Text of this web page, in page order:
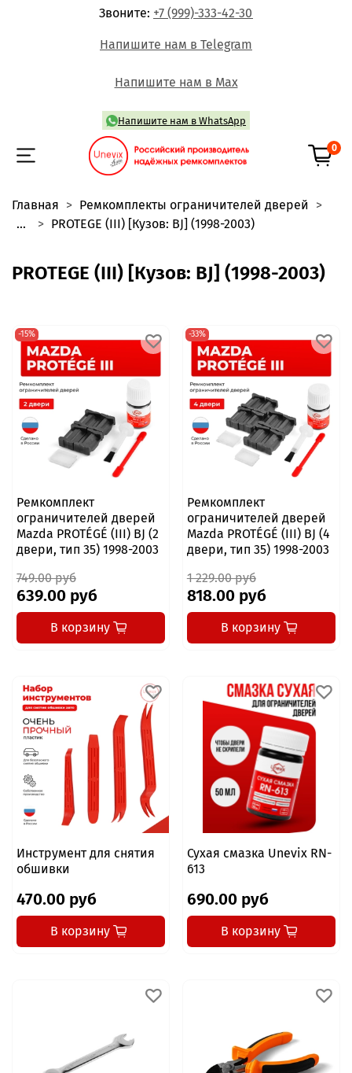
Звоните: +7 (999)-333-42-30
Напишите нам в Telegram
Напишите нам в Max
Напишите нам в WhatsApp
0
Главная
Ремкомплекты ограничителей дверей
...
PROTEGE (III) [Кузов: BJ] (1998-2003)
PROTEGE (III) [Кузов: BJ] (1998-2003)
-15%
Ремкомплект
ограничителей дверей
Mazda PROTÉGÉ (III) BJ (2
двери, тип 35) 1998-2003
749.00 руб
639.00 руб
В корзину
-33%
Ремкомплект
ограничителей дверей
Mazda PROTÉGÉ (III) BJ (4
двери, тип 35) 1998-2003
1 229.00 руб
818.00 руб
В корзину
Инструмент для снятия
обшивки
470.00 руб
В корзину
Сухая смазка Unevix RN-
613
690.00 руб
В корзину